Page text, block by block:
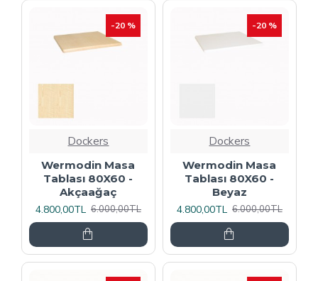
-20 %
Dockers
Wermodin Masa
Tablası 80X60 -
Akçaağaç
4.800,00TL 6.000,00TL
-20 %
Dockers
Wermodin Masa
Tablası 80X60 -
Beyaz
4.800,00TL 6.000,00TL